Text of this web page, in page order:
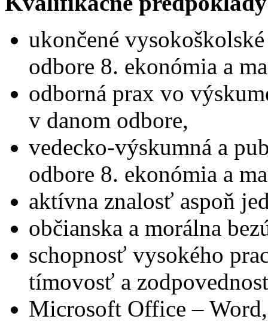
ukončené
odbore 8. ekonómia a
odborná prax vo
v danom odbore,
vedecko-výskumná a
odbore 8. ekonómia a
aktívna znalosť aspoň
občianska a morálna
schopnosť vysokého
tímovosť a
Microsoft Office –